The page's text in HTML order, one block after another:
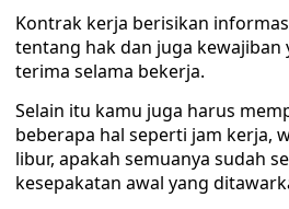
Kontrak kerja berisikan
tentang hak dan juga kewajiban
terima selama bekerja.
Selain itu kamu juga harus
beberapa hal seperti jam kerja,
libur, apakah semuanya sudah
kesepakatan awal yang